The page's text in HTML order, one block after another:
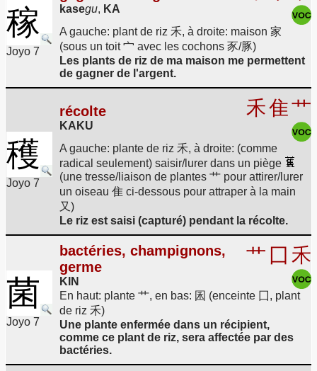
稼
Joyo 7
kasegu, KA
A gauche: plant de riz 禾, à droite: maison 家
(sous un toit 宀 avec les cochons 豕/豚)
Les plants de riz de ma maison me permettent
de gagner de l'argent.
穫
Joyo 7
récolte
KAKU
禾隹艹
A gauche: plante de riz 禾, à droite: (comme
radical seulement) saisir/lurer dans un piège
(une tresse/liaison de plantes 艹 pour attirer/lurer
un oiseau 隹 ci-dessous pour attraper à la main
又)
Le riz est saisi (capturé) pendant la récolte.
菌
Joyo 7
bactéries, champignons,
germe
KIN
艹 囗 禾
En haut: plante 艹, en bas: 囷 (enceinte 囗, plant
de riz 禾)
Une plante enfermée dans un récipient,
comme ce plant de riz, sera affectée par des
bactéries.